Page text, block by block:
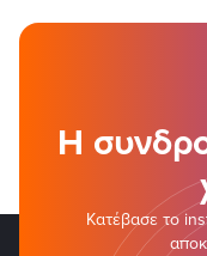
Η
Κατέβασε το